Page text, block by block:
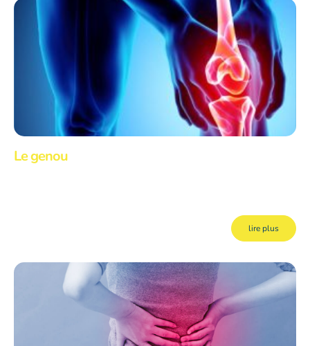
Le genou
lire plus